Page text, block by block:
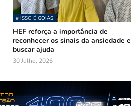
# ISSO É GOIÁS
HEF reforça a importância de
reconhecer os sinais da ansiedade e
buscar ajuda
30 Julho, 2026